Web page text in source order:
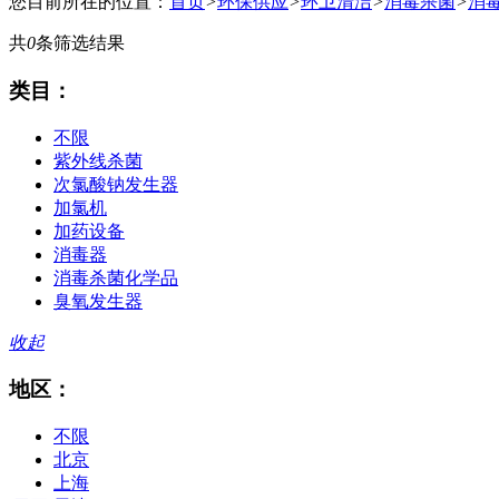
共0条筛选结果
类目：
不限
紫外线杀菌
次氯酸钠发生器
加氯机
加药设备
消毒器
消毒杀菌化学品
臭氧发生器
收起
地区：
不限
北京
上海